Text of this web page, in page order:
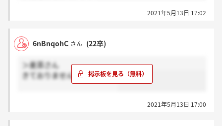
2021年5月13日 17:02
6nBnqohC さん (22卒)
＞麦茶さん
きておりません。きました？
2021年5月13日 17:00